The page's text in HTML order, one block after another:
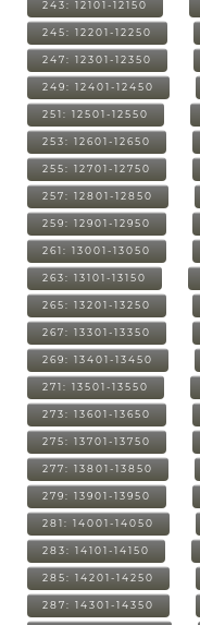
243: 12101-12150
245: 12201-12250
247: 12301-12350
249: 12401-12450
251: 12501-12550
253: 12601-12650
255: 12701-12750
257: 12801-12850
259: 12901-12950
261: 13001-13050
263: 13101-13150
265: 13201-13250
267: 13301-13350
269: 13401-13450
271: 13501-13550
273: 13601-13650
275: 13701-13750
277: 13801-13850
279: 13901-13950
281: 14001-14050
283: 14101-14150
285: 14201-14250
287: 14301-14350